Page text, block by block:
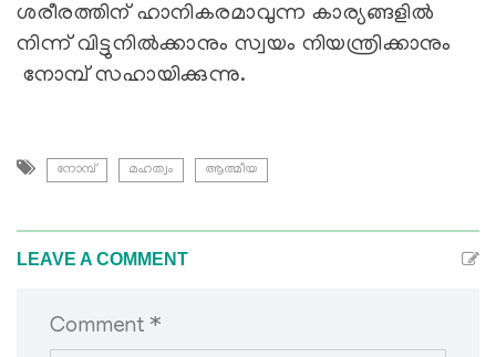
ശരീരത്തിന് ഹാനികരമാവുന്ന കാര്യങ്ങളിൽ
നിന്ന് വിട്ടുനിൽക്കാനും സ്വയം നിയന്ത്രിക്കാനും
നോമ്പ് സഹായിക്കുന്നു.
നോമ്പ് മഹത്വം ആത്മീയ
LEAVE A COMMENT
Comment *